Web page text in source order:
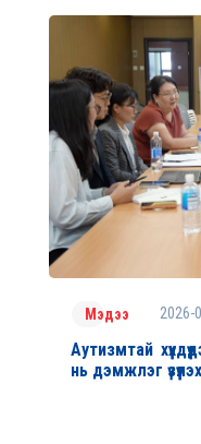
Мэдээ 2026-
Аутизмтай
нь дэмжлэг